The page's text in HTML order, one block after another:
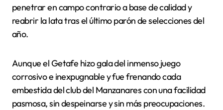
penetrar en campo contrario a base de calidad y
reabrir la lata tras el último parón de selecciones del
año.
Aunque el Getafe hizo gala del inmenso juego
corrosivo e inexpugnable y fue frenando cada
embestida del club del Manzanares con una facilidad
pasmosa, sin despeinarse y sin más preocupaciones.